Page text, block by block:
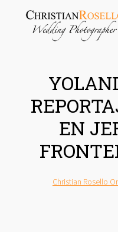
contenido
EN
Christian Rosello